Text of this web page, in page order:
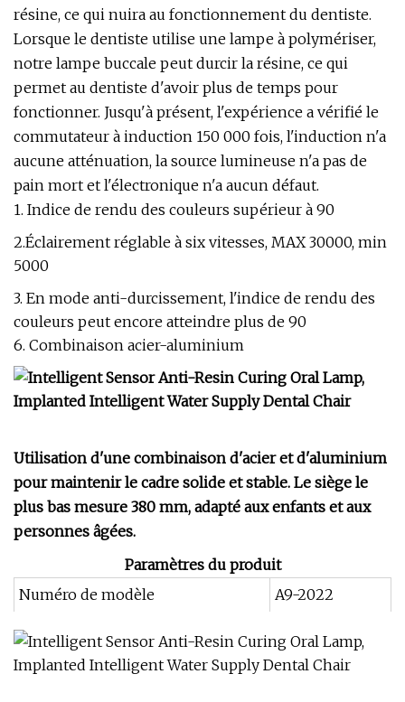
résine, ce qui nuira au fonctionnement du dentiste.
Lorsque le dentiste utilise une lampe à polymériser,
notre lampe buccale peut durcir la résine, ce qui
permet au dentiste d'avoir plus de temps pour
fonctionner. Jusqu'à présent, l'expérience a vérifié le
commutateur à induction 150 000 fois, l'induction n'a
aucune atténuation, la source lumineuse n'a pas de
pain mort et l'électronique n'a aucun défaut.
1. Indice de rendu des couleurs supérieur à 90
2.Éclairement réglable à six vitesses, MAX 30000, min
5000
3. En mode anti-durcissement, l'indice de rendu des
couleurs peut encore atteindre plus de 90
6. Combinaison acier-aluminium
Utilisation d'une combinaison d'acier et d'aluminium
pour maintenir le cadre solide et stable. Le siège le
plus bas mesure 380 mm, adapté aux enfants et aux
personnes âgées.
Paramètres du produit
Numéro de modèle
A9-2022